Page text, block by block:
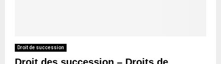
Droit de succession